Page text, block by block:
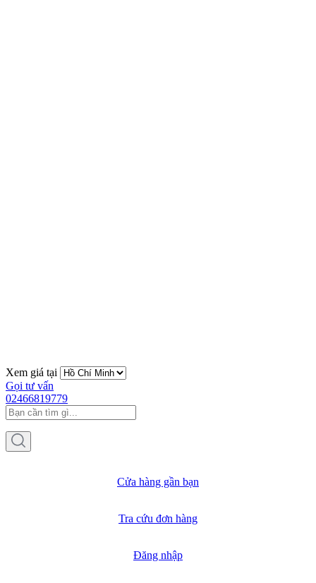
Xem giá tại
Gọi tư vấn
02466819779
Cửa hàng gần bạn
Tra cứu đơn hàng
Đăng nhập